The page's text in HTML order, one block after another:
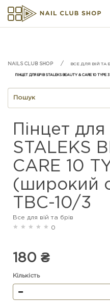
ВСЕ ДЛЯ ВІЙ ТА
ПІНЦЕТ ДЛЯ БРІВ STALEKS BEAUTY & CARE 10
Пінцет для
STALEKS
CARE 10
(широкий
TBC-10/3
Все для вій та брів
0
180 ₴
Кількість